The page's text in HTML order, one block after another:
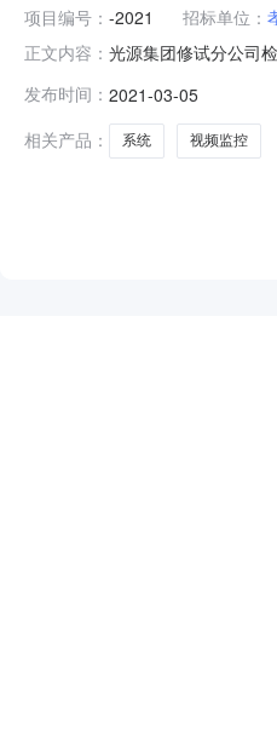
项目编号： -2021 招标单位：
正文内容： 光源集团修试分公司
及其数量（标段号、
册的企业法人或其他
发布时间： 2021-03-05
相关产品：
系统 视频监控